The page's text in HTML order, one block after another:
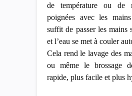
de température ou de
poignées avec les
suffit de passer les mains
et l’eau se met à couler
Cela rend le lavage des
ou même le brossage
rapide, plus facile et plus